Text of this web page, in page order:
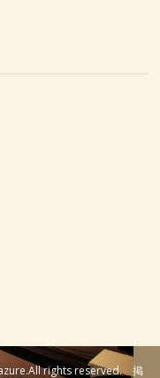
rights reserved. 掲